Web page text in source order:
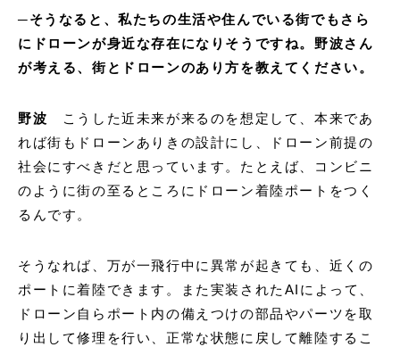
─そうなると、私たちの生活や住んでいる街でもさら
にドローンが身近な存在になりそうですね。野波さん
が考える、街とドローンのあり方を教えてください。
野波
こうした近未来が来るのを想定して、本来であ
れば街もドローンありきの設計にし、ドローン前提の
社会にすべきだと思っています。たとえば、コンビニ
のように街の至るところにドローン着陸ポートをつく
るんです。
そうなれば、万が一飛行中に異常が起きても、近くの
ポートに着陸できます。また実装されたAIによって、
ドローン自らポート内の備えつけの部品やパーツを取
り出して修理を行い、正常な状態に戻して離陸するこ